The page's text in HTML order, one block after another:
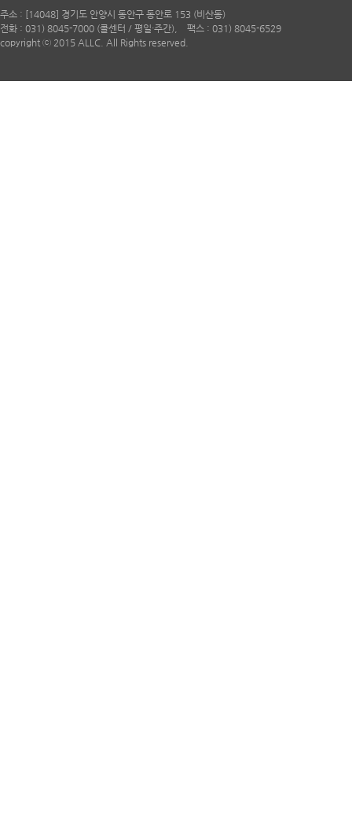
주소 : [14048] 경기도 안양시 동안구 동안로 153 (비산동)
전화 : 031) 8045-7000 (콜센터 / 평일·주간), 팩스 : 031) 8045-6529
copyright ⓒ 2015 ALLC. All Rights reserved.